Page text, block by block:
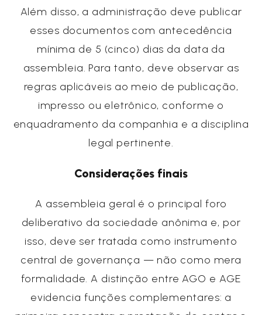
Além disso, a administração deve publicar
esses documentos com antecedência
mínima de 5 (cinco) dias da data da
assembleia. Para tanto, deve observar as
regras aplicáveis ao meio de publicação,
impresso ou eletrônico, conforme o
enquadramento da companhia e a disciplina
legal pertinente.
Considerações finais
A assembleia geral é o principal foro
deliberativo da sociedade anônima e, por
isso, deve ser tratada como instrumento
central de governança — não como mera
formalidade. A distinção entre AGO e AGE
evidencia funções complementares: a